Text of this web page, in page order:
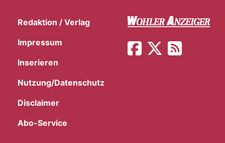
Redaktion / Verlag
Impressum
Inserieren
Nutzung/Datenschutz
Disclaimer
Abo-Service